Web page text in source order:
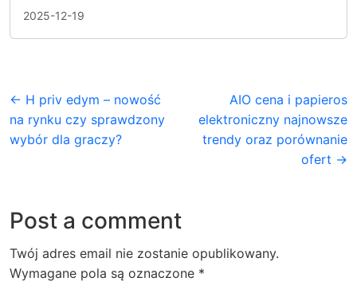
2025-12-19
← H priv edym – nowość
na rynku czy sprawdzony
wybór dla graczy?
AIO cena i papieros
elektroniczny najnowsze
trendy oraz porównanie
ofert →
Post a comment
Twój adres email nie zostanie opublikowany.
Wymagane pola są oznaczone *